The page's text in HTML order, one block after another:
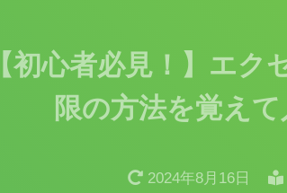
【初心者必見！】エク
限の方法を覚え
2024年8月16日